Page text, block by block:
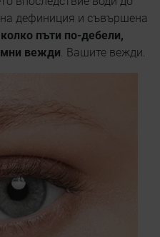
дефиниция и съвършена
пъти по-дебели,
вежди . Вашите вежди.